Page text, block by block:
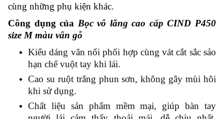
cùng những phụ kiện khác.
Công dụng của Bọc vô lăng cao cấp CIND P450
size M màu vân gỗ
Kiểu dáng vân nổi phối hợp cùng vát cắt sắc sảo
hạn chế vuột tay khi lái.
Cao su ruột trắng phun sơn, không gây mùi hôi
khi sử dụng.
Chất liệu sản phẩm mềm mại, giúp bàn tay